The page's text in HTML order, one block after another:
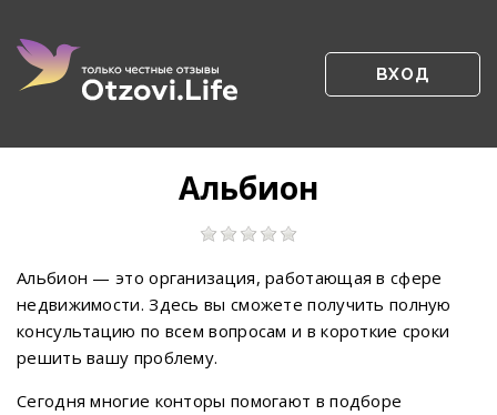
ВХОД
Альбион
Альбион — это организация, работающая в сфере
недвижимости. Здесь вы сможете получить полную
консультацию по всем вопросам и в короткие сроки
решить вашу проблему.
Сегодня многие конторы помогают в подборе